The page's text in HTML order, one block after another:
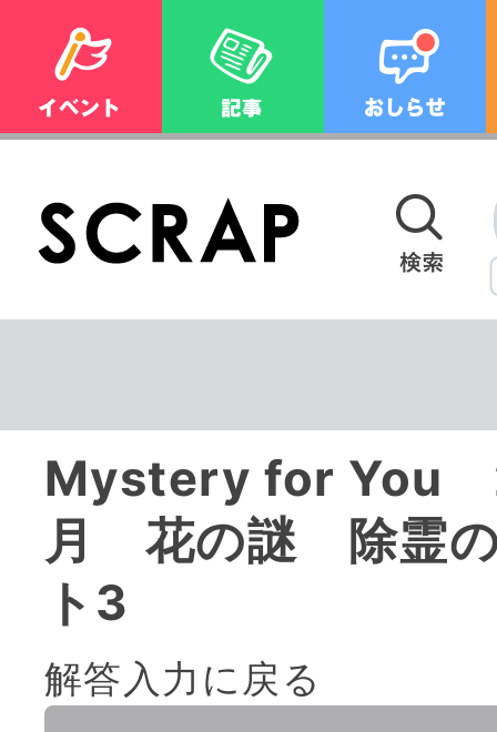
Mystery for You
月 花の謎 除霊
ト3
解答入力に戻る